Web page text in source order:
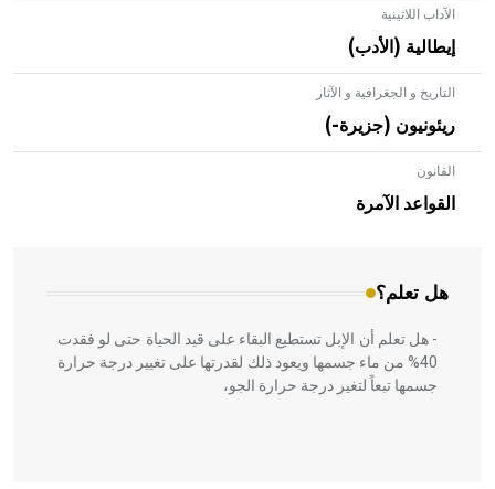
الآداب اللاتينية
إيطالية (الأدب)
التاريخ و الجغرافية و الآثار
ريئونيون (جزيرة-)
القانون
القواعد الآمرة
هل تعلم؟
- هل تعلم أن الأبلق نوع من الفنون الهندسية التي ارتبطت
بالعمارة الإسلامية في بلاد الشام ومصر خاصة، حيث يحرص
المعمار على بناء مداميكه وخاصة في الواجهات
- هل تعلم أن الإبل تستطيع البقاء على قيد الحياة حتى لو فقدت
40% من ماء جسمها ويعود ذلك لقدرتها على تغيير درجة حرارة
جسمها تبعاً لتغير درجة حرارة الجو،